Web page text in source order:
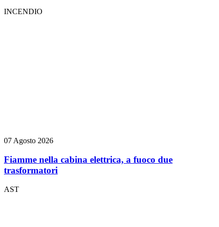
INCENDIO
07 Agosto 2026
Fiamme nella cabina elettrica, a fuoco due
trasformatori
AST